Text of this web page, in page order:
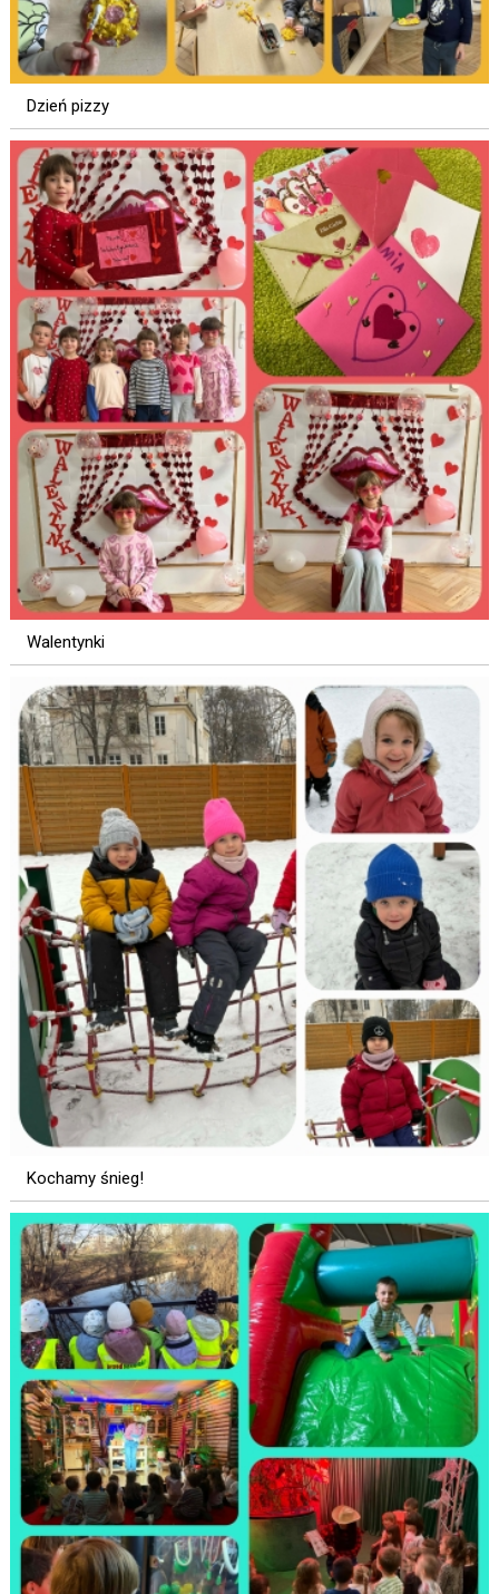
Dzień pizzy
Walentynki
Kochamy śnieg!